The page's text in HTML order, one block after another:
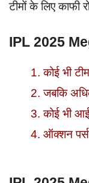
टीमों के लिए काफी
IPL 2025
कोई भी
जबकि
कोई भी
ऑक्शन